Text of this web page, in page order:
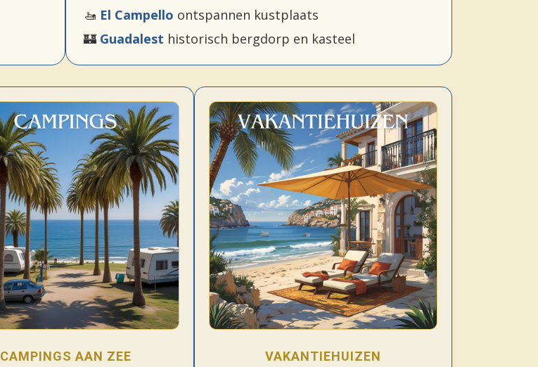
🚤 El Campello ontspannen kustplaats
🏰 Guadalest historisch bergdorp en kasteel
CAMPINGS AAN ZEE VAKANTIEHUIZEN